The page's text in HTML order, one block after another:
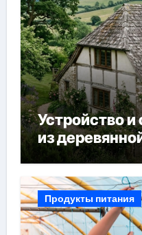
Устройство и
из
Продукты питания